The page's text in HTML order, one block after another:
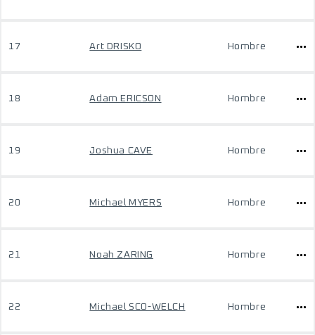
17 Art DRISKO Hombre
18 Adam ERICSON Hombre
19 Joshua CAVE Hombre
20 Michael MYERS Hombre
21 Noah ZARING Hombre
22 Michael SCO-WELCH Hombre